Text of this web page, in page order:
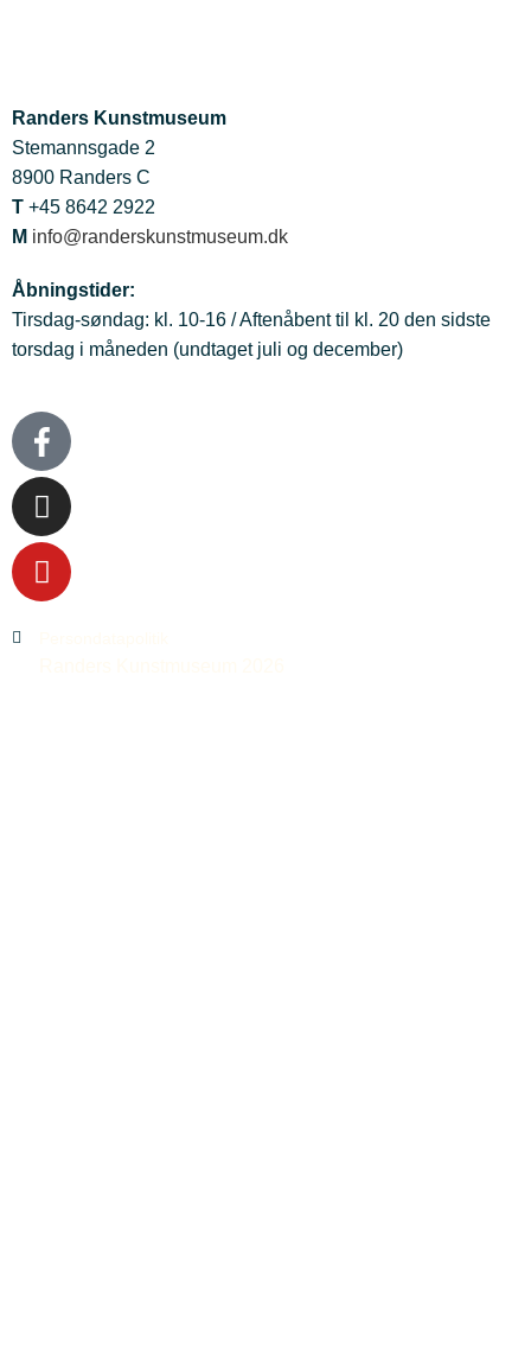
Randers Kunstmuseum
Stemannsgade 2
8900 Randers C
T +45 8642 2922
M info@randerskunstmuseum.dk
Åbningstider:
Tirsdag-søndag: kl. 10-16 / Aftenåbent til kl. 20 den sidste
torsdag i måneden (undtaget juli og december)